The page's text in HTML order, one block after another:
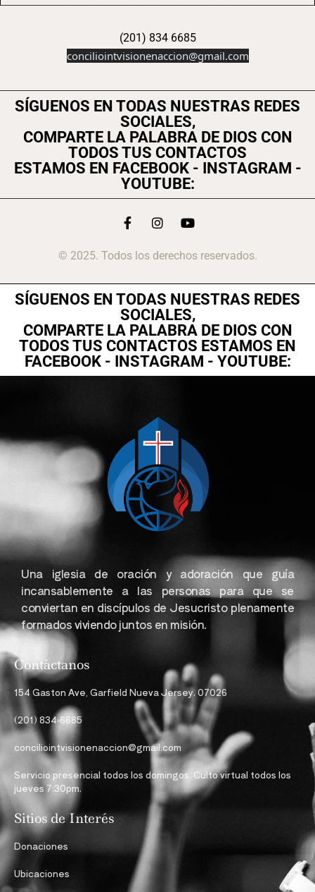
(201) 834 6685
conciliointvisionenaccion@gmail.com
SÍGUENOS EN TODAS NUESTRAS REDES
SOCIALES,
COMPARTE LA PALABRA DE DIOS CON
TODOS TUS CONTACTOS
ESTAMOS EN FACEBOOK - INSTAGRAM -
YOUTUBE:
© 2025. Todos los derechos reservados.
SÍGUENOS EN TODAS NUESTRAS REDES
SOCIALES,
COMPARTE LA PALABRA DE DIOS CON
TODOS TUS CONTACTOS ESTAMOS EN
FACEBOOK - INSTAGRAM - YOUTUBE:
Una iglesia de oración y adoración que guía
incansablemente a las personas para que se
conviertan en discípulos de Jesucristo plenamente
formados viviendo juntos en misión.
Contáctanos
154 Gaston Ave, Garfield Nueva Jersey. 07026
(201) 834-6685
conciliointvisionenaccion@gmail.com
Servicio presencial todos los domingos. Culto virtual todos los
jueves 7:30pm.
Sitios de Interés
Donaciones
Ubicaciones